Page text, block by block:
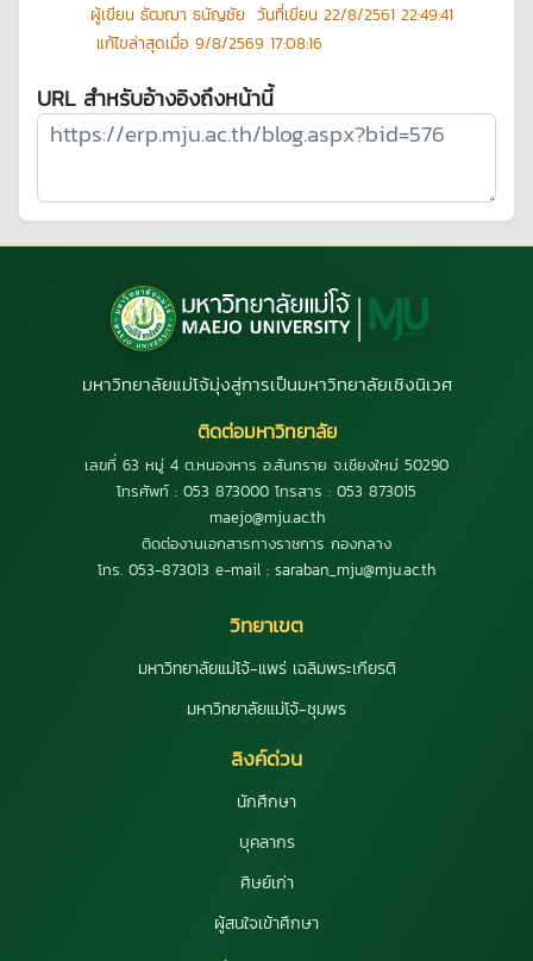
ผู้เขียน ธัฒฌา ธนัญชัย วันที่เขียน 22/8/2561 22:49:41
แก้ไขล่าสุดเมื่อ 9/8/2569 17:08:16
URL สำหรับอ้างอิงถึงหน้านี้
มหาวิทยาลัยแม่โจ้มุ่งสู่การเป็นมหาวิทยาลัยเชิงนิเวศ
ติดต่อมหาวิทยาลัย
เลขที่ 63 หมู่ 4 ต.หนองหาร อ.สันทราย จ.เชียงใหม่ 50290
โทรศัพท์ : 053 873000 โทรสาร : 053 873015
maejo@mju.ac.th
ติดต่องานเอกสารทางราชการ กองกลาง
โทร. 053-873013 e-mail : saraban_mju@mju.ac.th
วิทยาเขต
มหาวิทยาลัยแม่โจ้-แพร่ เฉลิมพระเกียรติ
มหาวิทยาลัยแม่โจ้-ชุมพร
ลิงค์ด่วน
นักศึกษา
บุคลากร
ศิษย์เก่า
ผู้สนใจเข้าศึกษา